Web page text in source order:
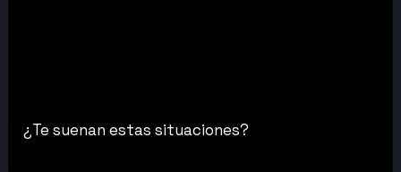
¿Te suenan estas situaciones?